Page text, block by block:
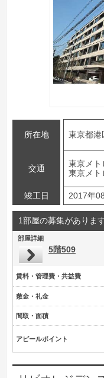
所在地 東京都港
交通
東京メト
東京メト
竣工日 2017年
1部屋の募集がありま
部屋詳細
5階509
賃料・管理費・共益費
敷金・礼金
間取・面積
アピールポイント